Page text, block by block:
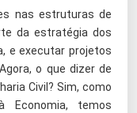
nas estruturas de
da estratégia dos
e executar projetos
o que dizer de
Civil? Sim, como
Economia, temos